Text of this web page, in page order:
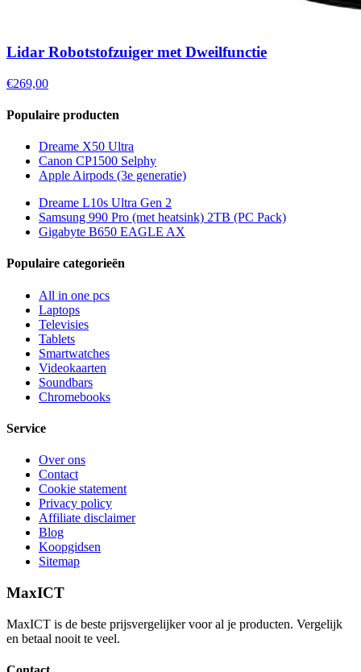
Lidar Robotstofzuiger met Dweilfunctie
€269,00
Populaire producten
Dreame X50 Ultra
Canon CP1500 Selphy
Apple Airpods (3e generatie)
Dreame L10s Ultra Gen 2
Samsung 990 Pro (met heatsink) 2TB (PC Pack)
Gigabyte B650 EAGLE AX
Populaire categorieën
All in one pcs
Laptops
Televisies
Tablets
Smartwatches
Videokaarten
Soundbars
Chromebooks
Service
Over ons
Contact
Cookie statement
Privacy policy
Affiliate disclaimer
Blog
Koopgidsen
Sitemap
MaxICT
MaxICT is de beste prijsvergelijker voor al je producten. Vergelijk
en betaal nooit te veel.